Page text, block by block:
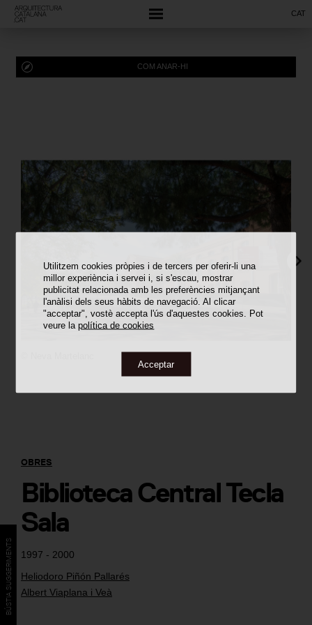
Utilitzem cookies pròpies i de tercers per oferir-li una
millor experiència i servei i, si s'escau, mostrar
publicitat relacionada amb les preferències mitjançant
l'anàlisi dels seus hàbits de navegació. Al clicar
"acceptar", vostè accepta l'ús d'aquestes cookies. Pot
veure lapolítica de cookies
Acceptar
CAT
1997 - 2000
Heliodoro Piñón Pallarés
Albert Viaplana i Veà
OBRES
Biblioteca Central Tecla
Sala
COM ANAR-HI
BÚSTIA SUGGERIMENTS